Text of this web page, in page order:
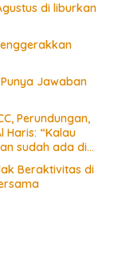
di liburkan
Jawaban
Perundungan,
Haris: “Kalau
sudah ada di
Beraktivitas di